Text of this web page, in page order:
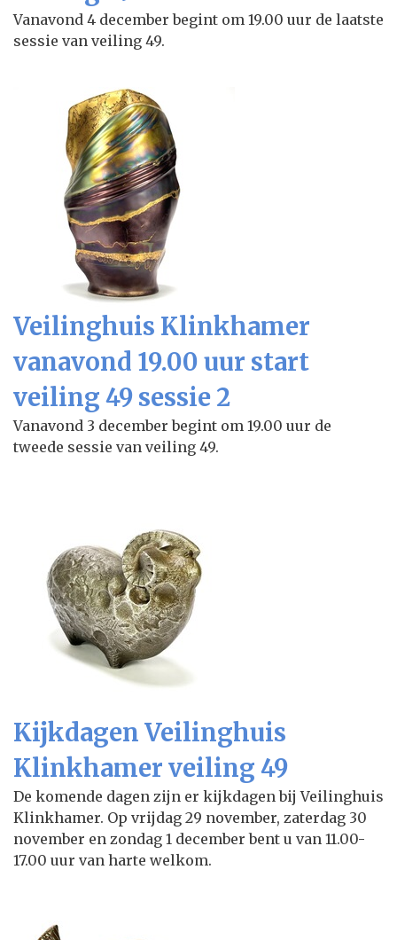
Vanavond 4 december begint om 19.00 uur de laatste
sessie van veiling 49.
Veilinghuis Klinkhamer
vanavond 19.00 uur start
veiling 49 sessie 2
Vanavond 3 december begint om 19.00 uur de
tweede sessie van veiling 49.
Kijkdagen Veilinghuis
Klinkhamer veiling 49
De komende dagen zijn er kijkdagen bij Veilinghuis
Klinkhamer. Op vrijdag 29 november, zaterdag 30
november en zondag 1 december bent u van 11.00-
17.00 uur van harte welkom.